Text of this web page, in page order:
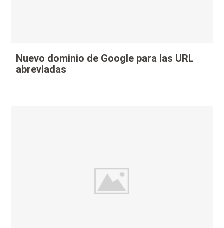
Nuevo dominio de Google para las URL
abreviadas